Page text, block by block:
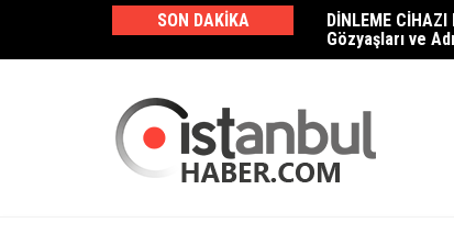
content
SON DAKIKA
DİNLEME
Gözyaşları ve
Haluk Levent ve
Kamera ve